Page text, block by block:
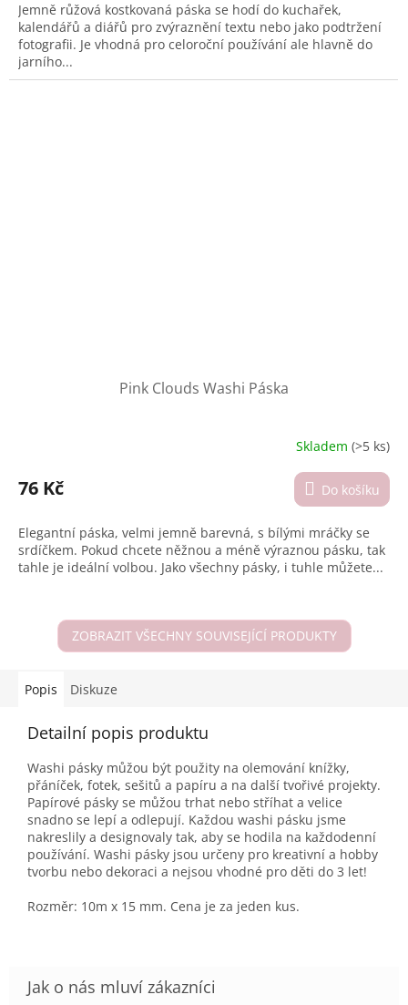
z
5
hvězdiček.
Jemně růžová kostkovaná páska se hodí do kuchařek,
kalendářů a diářů pro zvýraznění textu nebo jako podtržení
fotografii. Je vhodná pro celoroční používání ale hlavně do
jarního...
Pink Clouds Washi Páska
produktu
je
z
5
hvězdiček.
Skladem(>5 ks)
76 Kč Do košíku
Elegantní páska, velmi jemně barevná, s bílými mráčky se
srdíčkem. Pokud chcete něžnou a méně výraznou pásku, tak
tahle je ideální volbou. Jako všechny pásky, i tuhle můžete...
ZOBRAZIT VŠECHNY SOUVISEJÍCÍ PRODUKTY
Popis Diskuze
Detailní popis produktu
Washi pásky můžou být použity na olemování knížky,
přáníček, fotek, sešitů a papíru a na další tvořivé projekty.
Papírové pásky se můžou trhat nebo stříhat a velice
snadno se lepí a odlepují. Každou washi pásku jsme
nakreslily a designovaly tak, aby se hodila na každodenní
používání. Washi pásky jsou určeny pro kreativní a hobby
tvorbu nebo dekoraci a nejsou vhodné pro děti do 3 let!
Rozměr: 10m x 15 mm. Cena je za jeden kus.